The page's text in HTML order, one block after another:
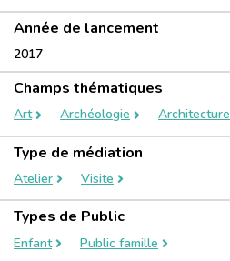
Année de lancement
2017
Champs thématiques
Art Archéologie Architecture
Type de médiation
Atelier Visite
Types de Public
Enfant Public famille